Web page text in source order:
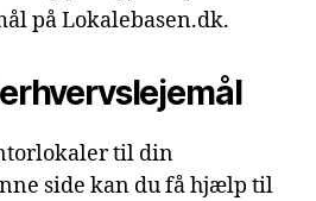
på Lokalebasen.dk.
til din
side kan du få hjælp til